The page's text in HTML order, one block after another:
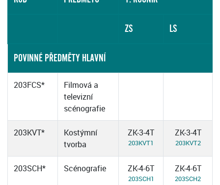
ZS LS
POVINNÉ PŘEDMĚTY HLAVNÍ
203FCS*
Filmová a
televizní
scénografie
203KVT*
Kostýmní
tvorba
ZK-3-4T
203KVT1
ZK-3-4T
203KVT2
203SCH* Scénografie ZK-4-6T
203SCH1
ZK-4-6T
203SCH2